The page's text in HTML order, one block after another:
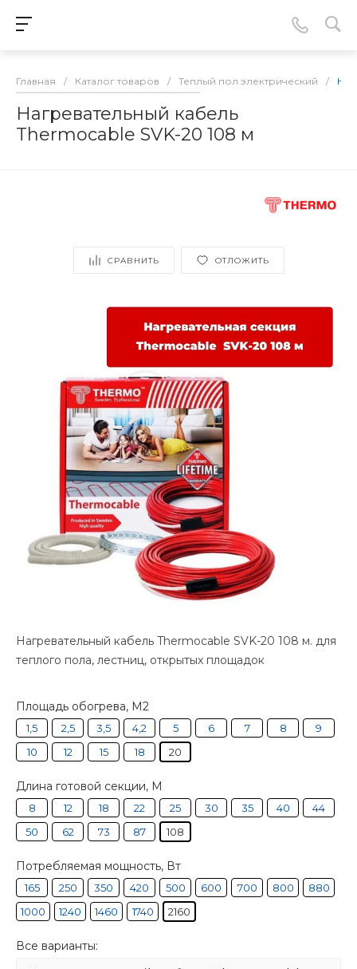
Главная / Каталог товаров / Теплый пол электрический /
Нагревательный кабель
Thermocable SVK-20 108 м
СРАВНИТЬ ОТЛОЖИТЬ
Нагревательный кабель Thermocable SVK-20 108 м. для
теплого пола, лестниц, открытых площадок
Площадь обогрева, М2
1,5 2,5 3,5 4,2 5 6 7 8
9
10
12 15 18 20
Длина готовой секции, М
8 12 18 22 25 30 35 40
44
50
62 73 87 108
Потребляемая мощность, Вт
165 250 350 420 500 600 700 800
880
1000
1240 1460 1740 2160
Все варианты: